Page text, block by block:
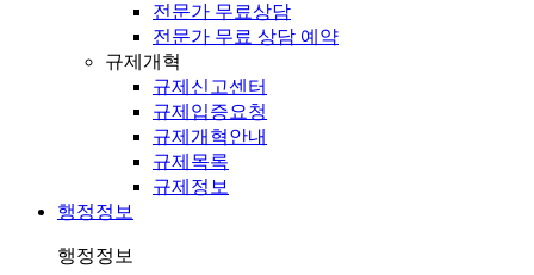
전문가 무료상담
전문가 무료 상담 예약
규제개혁
규제신고센터
규제입증요청
규제개혁안내
규제목록
규제정보
행정정보
행정정보